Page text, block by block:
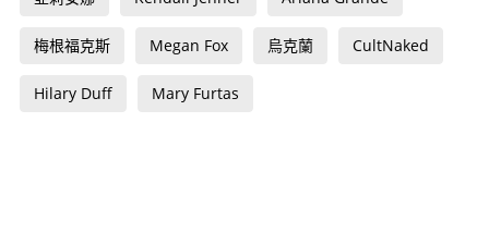
梅根福克斯 Megan Fox 烏克蘭 CultNaked
Hilary Duff Mary Furtas